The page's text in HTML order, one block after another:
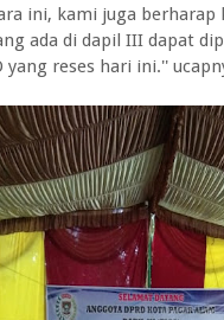
ini, kami juga berharap
ada di dapil III dapat
yang reses hari ini.''